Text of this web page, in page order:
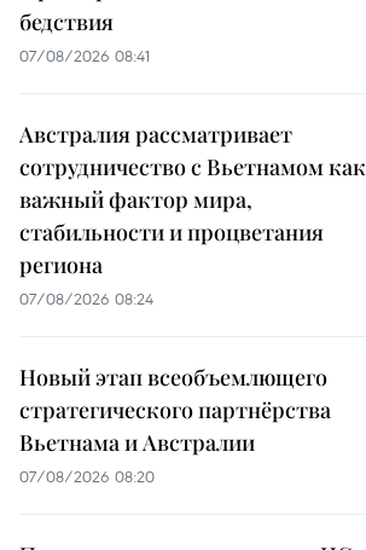
бедствия
07/08/2026 08:41
Австралия рассматривает
сотрудничество с Вьетнамом как
важный фактор мира,
стабильности и процветания
региона
07/08/2026 08:24
Новый этап всеобъемлющего
стратегического партнёрства
Вьетнама и Австралии
07/08/2026 08:20